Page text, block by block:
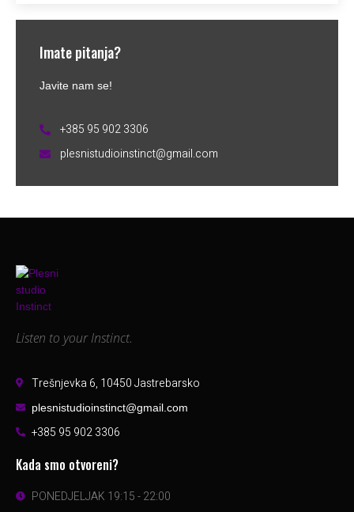
Imate pitanja?
Javite nam se!
+385 95 902 3306
plesnistudioinstinct@gmail.com
Listen to your Instinct.
Trešnjevka 6, 10450 Jastrebarsko
plesnistudioinstinct@gmail.com
+385 95 902 3306
Kada smo otvoreni?
PONEDJELJAK 19:15 - 22:00